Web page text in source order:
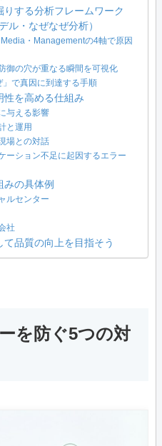
りする分析フレームワーク
ル・なぜなぜ分析）
・Managementの4軸で原因
御の穴が重なる瞬間を可視化
で真因に到達する手順
性を高める仕組み
与える影響
と運用
場との対話
ーション不足に起因するエラー
みの具体例
ルセンター
社
品質の向上を目指そう
を防ぐ5つの対